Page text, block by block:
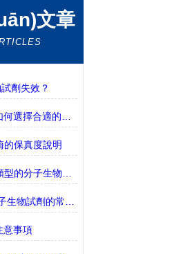
文章
劑失效？
的保真度說明
意事項